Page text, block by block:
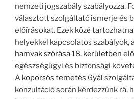
nemzeti jogszabály szabályozza.
választott szolgáltató ismerje és
előírásokat. Ezek közé
helyekkel kapcsolatos szabályok, a
hamvak szórása 18. kerületben
egészségügyi és biztonsági
A koporsós temetés Gyál
konzultáció során kérdezzünk rá,